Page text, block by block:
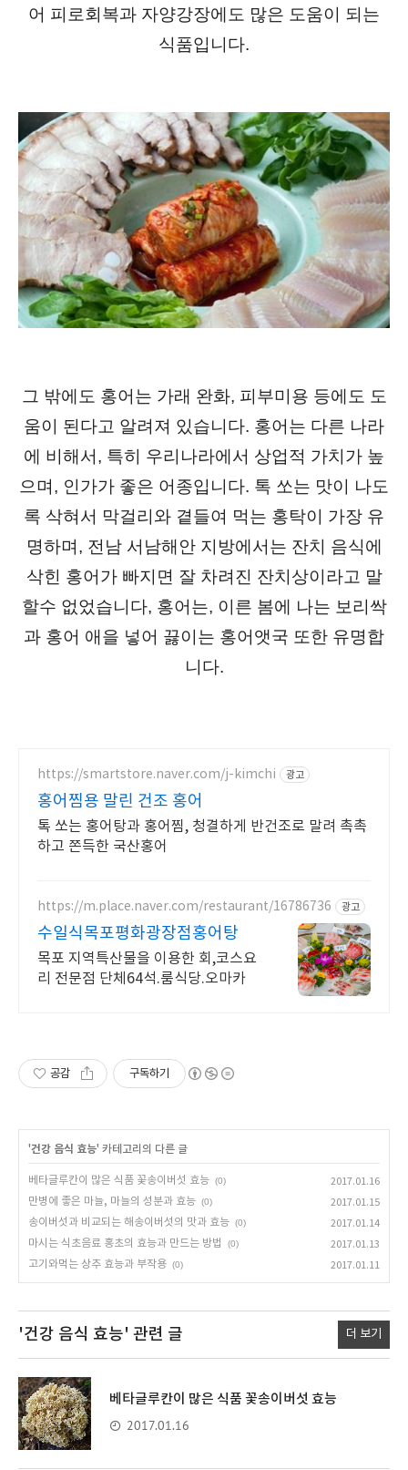
어 피로회복과 자양강장에도 많은 도움이 되는
식품입니다.
그 밖에도 홍어는 가래 완화, 피부미용 등에도 도
움이 된다고 알려져 있습니다. 홍어는 다른 나라
에 비해서, 특히 우리나라에서 상업적 가치가 높
으며, 인가가 좋은 어종입니다. 톡 쏘는 맛이 나도
록 삭혀서 막걸리와 곁들여 먹는 홍탁이 가장 유
명하며, 전남 서남해안 지방에서는 잔치 음식에
삭힌 홍어가 빠지면 잘 차려진 잔치상이라고 말
할수 없었습니다, 홍어는, 이른 봄에 나는 보리싹
과 홍어 애을 넣어 끓이는 홍어앳국 또한 유명합
니다.
https://smartstore.naver.com/j-kimchi 광고
홍어찜용 말린 건조 홍어
톡 쏘는 홍어탕과 홍어찜, 청결하게 반건조로 말려 촉촉
하고 쫀득한 국산홍어
https://m.place.naver.com/restaurant/16786736 광고
수일식목포평화광장점홍어탕
목포 지역특산물을 이용한 회,코스요
리 전문점 단체64석.룸식당.오마카
공감 구독하기
'건강 음식 효능' 카테고리의 다른 글
베타글루칸이 많은 식품 꽃송이버섯 효능 (0)
2017.01.16
만병에 좋은 마늘, 마늘의 성분과 효능 (0)
2017.01.15
송이버섯과 비교되는 해송이버섯의 맛과 효능 (0)
2017.01.14
마시는 식초음료 홍초의 효능과 만드는 방법
(0)
2017.01.13
고기와먹는 상추 효능과 부작용 (0) 2017.01.11
'건강 음식 효능' 관련 글 더 보기
베타글루칸이 많은 식품 꽃송이버섯 효능
2017.01.16